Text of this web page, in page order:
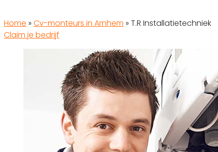
Home » Cv-monteurs in Arnhem » T.R Installatietechniek
Claim je bedrijf